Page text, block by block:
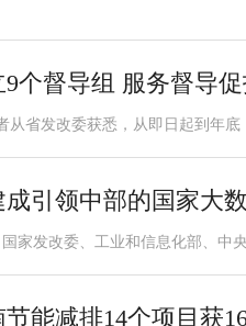
个督导组 服务督导
从省发改委获悉，从即日起到年
引领中部的国家大
国家发改委、工业和信息化部、中
能减排14个项目获